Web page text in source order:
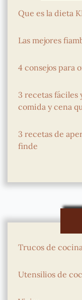
Que es la dieta
Las mejores
4 consejos para
3 recetas fáciles
comida y cena
3 recetas de
finde
Trucos de
Utensilios de